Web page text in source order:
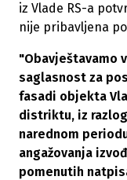
iz Vlade RS-a
nije pribavljena
"Obavještavamo
saglasnost za
fasadi objekta
distriktu, iz
narednom
angažovanja
pomenutih